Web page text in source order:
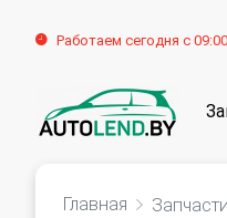
Работаем сегодня с 09:00
Главная Запчасти